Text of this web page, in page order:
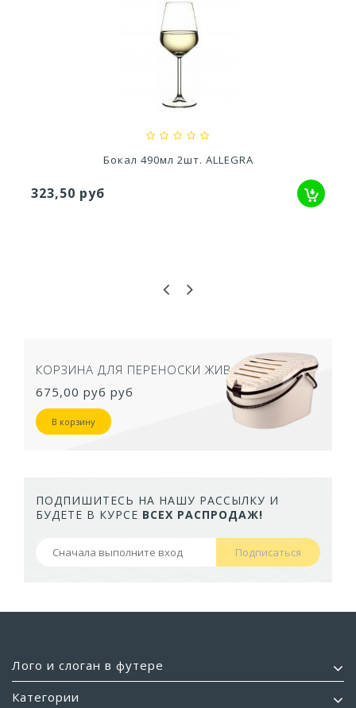
Кашпо Грация прайм (1,3л) Цв. Антрацит...
Бокал для вина 460мл 6шт. АМБЕР
1 511,95 руб
КОРЗИНА ДЛЯ ПЕРЕНОСКИ ЖИВОТНЫХ
675,00 руб руб
В корзину
ПОДПИШИТЕСЬ НА НАШУ РАССЫЛКУ И
БУДЕТЕ В КУРСЕ ВСЕХ РАСПРОДАЖ!
Подписаться
Лого и слоган в футере
Категории